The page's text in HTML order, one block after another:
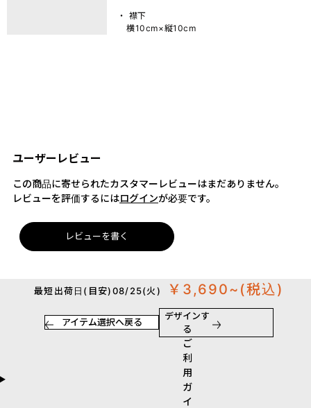
・ 襟下
横10cm×縦10cm
ユーザーレビュー
この商品に寄せられたカスタマーレビューはまだありません。
レビューを評価するにはログインが必要です。
レビューを書く
最短出荷日(目安)08/25(火) ￥3,690~ (税込)
アイテム選択へ戻る
デザインす
る
ご
利
用
ガ
イ